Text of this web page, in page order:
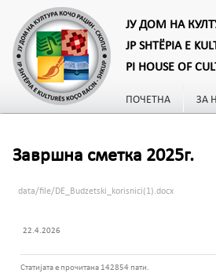
ЈУ ДОМ НА
JP SHTËPIA E
PI HOUSE OF
ПОЧЕТНА ЗА
Завршна сметка 2025г.
data/file/DE_Budzetski_korisnici(1).docx
22.4.2026
Статијата е прочитана 142854 пати.